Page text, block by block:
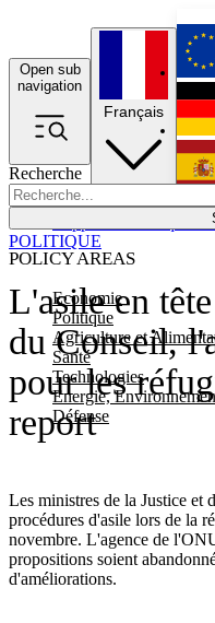
Open sub
navigation
Recherche
POLICY AREAS
Economie
Politique
Agriculture et
Santé
Technologies
Energie,
Défense
Français
L'asile en
du Conseil,
pour les
report
Les ministres de la Justice et
procédures d'asile lors de la
novembre. L'agence de
propositions soient
d'améliorations.
POLITIQUE